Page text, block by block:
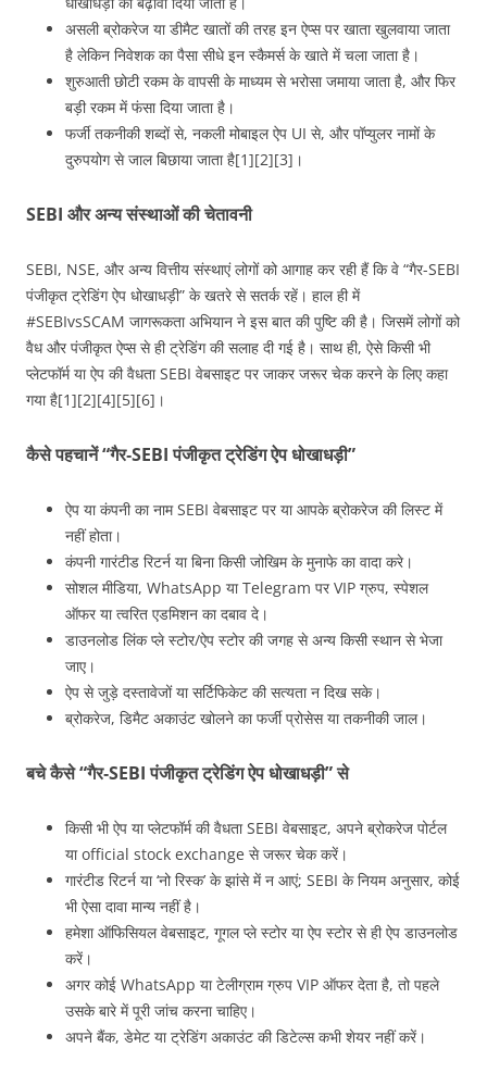
असली ब्रोकरेज या डीमैट खातों की तरह इन ऐप्स पर खाता खुलवाया जाता
है लेकिन निवेशक का पैसा सीधे इन स्कैमर्स के खाते में चला जाता है।
शुरुआती छोटी रकम के वापसी के माध्यम से भरोसा जमाया जाता है, और फिर
बड़ी रकम में फंसा दिया जाता है।
फर्जी तकनीकी शब्दों से, नकली मोबाइल ऐप UI से, और पॉप्युलर नामों के
दुरुपयोग से जाल बिछाया जाता है[1][2][3]।
SEBI और अन्य संस्थाओं की चेतावनी
SEBI, NSE, और अन्य वित्तीय संस्थाएं लोगों को आगाह कर रही हैं कि वे “गैर-SEBI
पंजीकृत ट्रेडिंग ऐप धोखाधड़ी” के खतरे से सतर्क रहें। हाल ही में
#SEBIvsSCAM जागरूकता अभियान ने इस बात की पुष्टि की है। जिसमें लोगों को
वैध और पंजीकृत ऐप्स से ही ट्रेडिंग की सलाह दी गई है। साथ ही, ऐसे किसी भी
प्लेटफॉर्म या ऐप की वैधता SEBI वेबसाइट पर जाकर जरूर चेक करने के लिए कहा
गया है[1][2][4][5][6]।
कैसे पहचानें “गैर‑SEBI पंजीकृत ट्रेडिंग ऐप धोखाधड़ी”
ऐप या कंपनी का नाम SEBI वेबसाइट पर या आपके ब्रोकरेज की लिस्ट में
नहीं होता।
कंपनी गारंटीड रिटर्न या बिना किसी जोखिम के मुनाफे का वादा करे।
सोशल मीडिया, WhatsApp या Telegram पर VIP ग्रुप, स्पेशल
ऑफर या त्वरित एडमिशन का दबाव दे।
डाउनलोड लिंक प्ले स्टोर/ऐप स्टोर की जगह से अन्य किसी स्थान से भेजा
जाए।
ऐप से जुड़े दस्तावेजों या सर्टिफिकेट की सत्यता न दिख सके।
ब्रोकरेज, डिमैट अकाउंट खोलने का फर्जी प्रोसेस या तकनीकी जाल।
बचे कैसे “गैर‑SEBI पंजीकृत ट्रेडिंग ऐप धोखाधड़ी” से
किसी भी ऐप या प्लेटफॉर्म की वैधता SEBI वेबसाइट, अपने ब्रोकरेज पोर्टल
या official stock exchange से जरूर चेक करें।
गारंटीड रिटर्न या ‘नो रिस्क’ के झांसे में न आएं; SEBI के नियम अनुसार, कोई
भी ऐसा दावा मान्य नहीं है।
हमेशा ऑफिसियल वेबसाइट, गूगल प्ले स्टोर या ऐप स्टोर से ही ऐप डाउनलोड
करें।
अगर कोई WhatsApp या टेलीग्राम ग्रुप VIP ऑफर देता है, तो पहले
उसके बारे में पूरी जांच करना चाहिए।
अपने बैंक, डेमेट या ट्रेडिंग अकाउंट की डिटेल्स कभी शेयर नहीं करें।